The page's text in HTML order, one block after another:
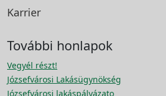
Karrier
További honlapok
Vegyél részt!
Józsefvárosi Lakásügynökség
Józsefvárosi lakáspályázato